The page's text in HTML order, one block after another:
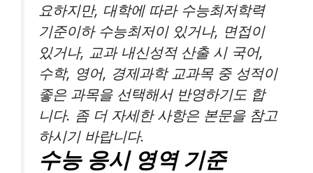
요하지만, 대학에 따라 수능최저학력
기준이하 수능최저이 있거나, 면접이
있거나, 교과 내신성적 산출 시 국어,
수학, 영어, 경제과학 교과목 중 성적이
좋은 과목을 선택해서 반영하기도 합
니다. 좀 더 자세한 사항은 본문을 참고
하시기 바랍니다.
수능 응시 영역 기준